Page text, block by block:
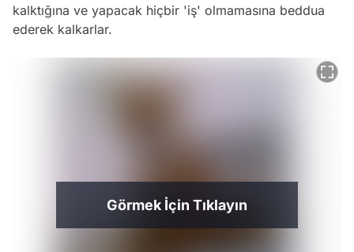
kalktığına ve yapacak hiçbir 'iş' olmamasına beddua
ederek kalkarlar.
Görmek İçin Tıklayın